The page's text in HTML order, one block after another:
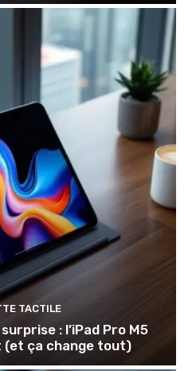
TACTILE
: l’iPad Pro M5
ça change tout)